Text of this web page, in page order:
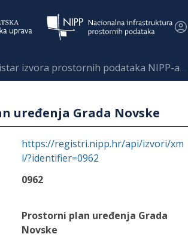
izvora prostornih podataka NIPP-a
uređenja Grada Novske
https://registri.nipp.hr/api/izvori/xm
l/?identifier=0962
0962
Prostorni plan uređenja Grada
Novske